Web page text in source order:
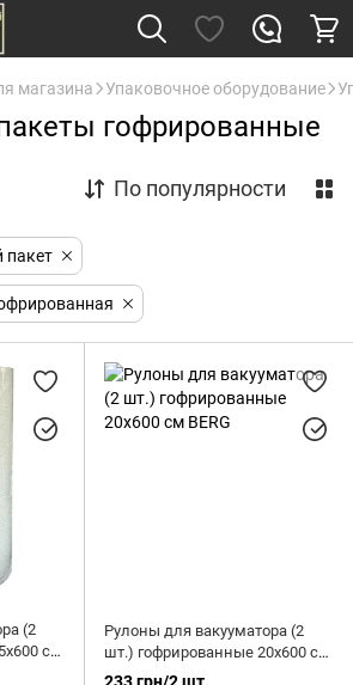
магазина Упаковочное оборудование
гофрированные
По популярности
пакет
(2
см
Рулоны для вакууматора (2
шт.) гофрированные 20х600 см
BERG